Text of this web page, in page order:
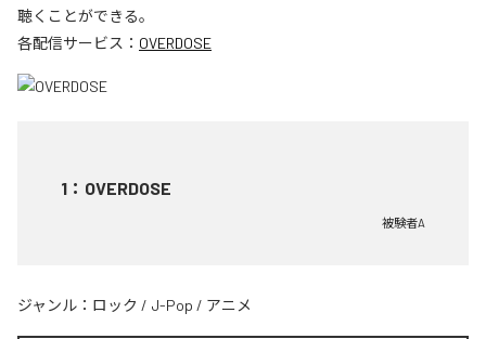
聴くことができる。
各配信サービス： OVERDOSE
1 ： OVERDOSE
被験者A
ジャンル： ロック / J-Pop / アニメ